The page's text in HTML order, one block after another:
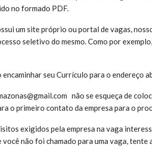
no formado PDF.
um site próprio ou portal de vagas,
seletivo do mesmo. Como por
seu Currículo para o endereço
não se esqueça de
o primeiro contato da empresa para o
exigidos pela empresa na vaga
você não foi chamado para uma vaga,